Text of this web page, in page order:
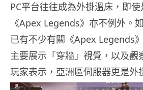
PC平台往往成為外掛溫床，即
《Apex Legends》亦不例外。
已有不少有關《Apex Legends
主要展示「穿牆」視覺，以及觀
玩家表示，亞洲區伺服器更是外